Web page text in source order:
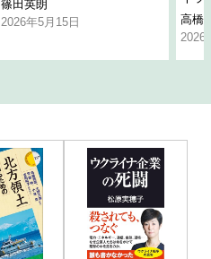
篠田英朗
2026年5月15日
高橋
2026